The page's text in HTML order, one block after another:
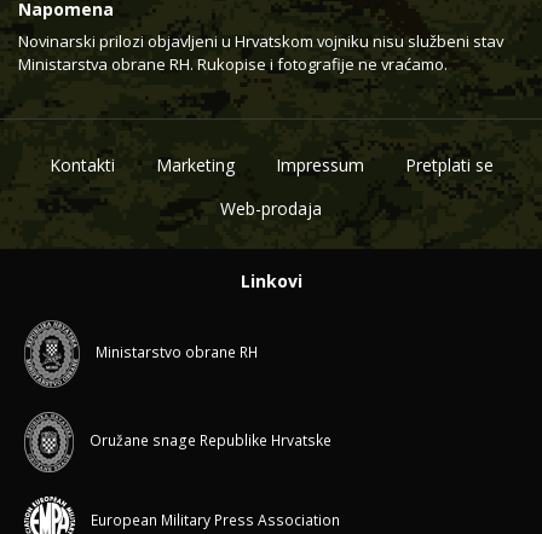
Napomena
Novinarski prilozi objavljeni u Hrvatskom vojniku nisu službeni stav
Ministarstva obrane RH. Rukopise i fotografije ne vraćamo.
Kontakti Marketing Impressum
Pretplati se
Web-prodaja
Linkovi
Ministarstvo obrane RH
Oružane snage Republike Hrvatske
European Military Press Association